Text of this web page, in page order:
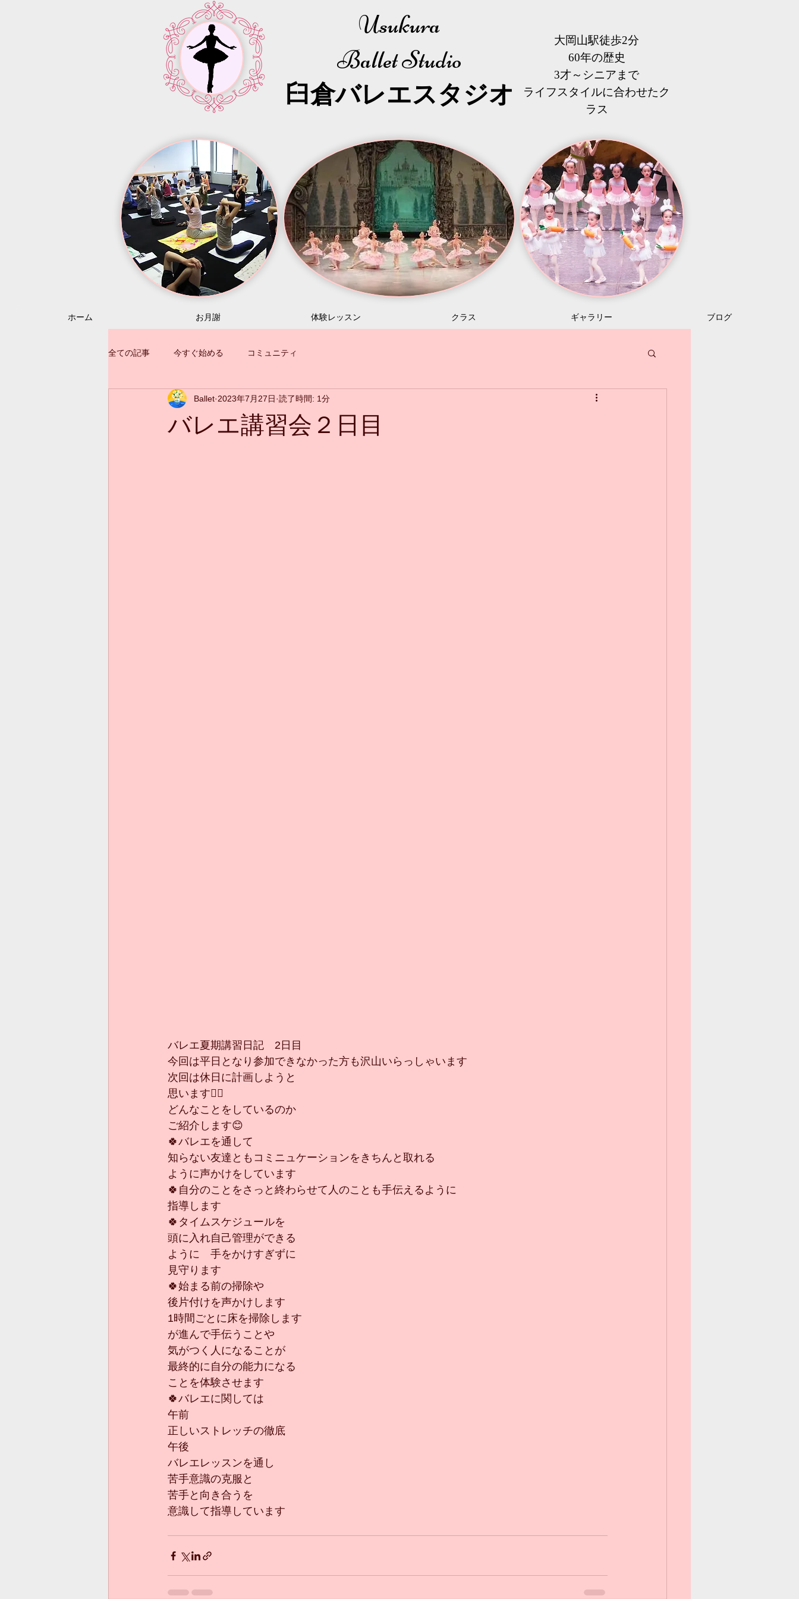
Usukura
Ballet Studio
​臼倉バレエスタジオ
大岡山駅徒歩2分
60年の歴史
3才～シニアまで
​ライフスタイルに合わせたク
ラス
ホーム お月謝 体験レッスン クラス ギャラリー ブログ
全ての記事 今すぐ始める コミュニティ
バレエ講習会２日目
Ballet 2023年7月27日 読了時間: 1分
バレエ夏期講習日記　2日目
今回は平日となり参加できなかった方も沢山いらっしゃいます
次回は休日に計画しようと
思います🙇‍♀️
どんなことをしているのか
ご紹介します😊
🍀バレエを通して
知らない友達ともコミニュケーションをきちんと取れる
ように声かけをしています
🍀自分のことをさっと終わらせて人のことも手伝えるように
指導します
🍀タイムスケジュールを
頭に入れ自己管理ができる
ように　手をかけすぎずに
見守ります
🍀始まる前の掃除や
後片付けを声かけします
1時間ごとに床を掃除します
が進んで手伝うことや
気がつく人になることが
最終的に自分の能力になる
ことを体験させます
🍀バレエに関しては
午前
正しいストレッチの徹底
午後
バレエレッスンを通し
苦手意識の克服と
苦手と向き合うを
意識して指導しています